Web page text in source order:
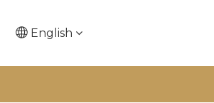
English